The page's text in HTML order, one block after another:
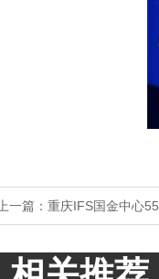
上一篇： 重庆IFS国金中心